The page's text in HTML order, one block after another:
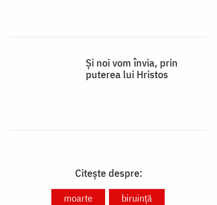
Și noi vom învia, prin
puterea lui Hristos
Citește despre:
moarte biruință